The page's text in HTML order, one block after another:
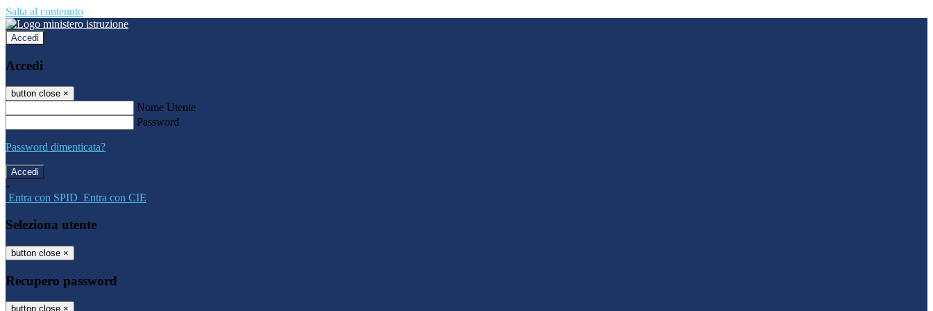
Salta al contenuto
Accedi
Accedi
button close ×
Nome Utente
Password
Password dimenticata?
-
Entra con SPID Entra con CIE
Seleziona utente
button close ×
Recupero password
button close ×